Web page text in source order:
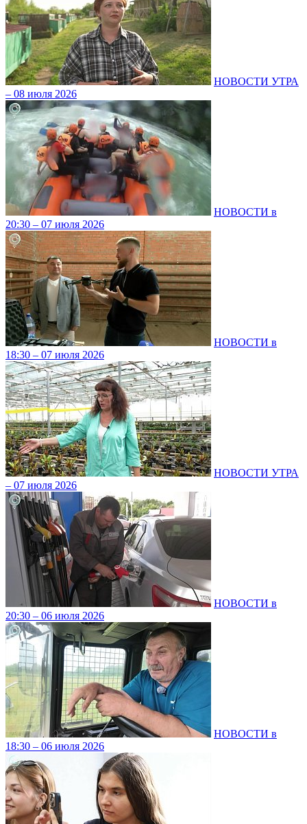
НОВОСТИ УТРА
– 08 июля 2026
НОВОСТИ в
20:30 – 07 июля 2026
НОВОСТИ в
18:30 – 07 июля 2026
НОВОСТИ УТРА
– 07 июля 2026
НОВОСТИ в
20:30 – 06 июля 2026
НОВОСТИ в
18:30 – 06 июля 2026